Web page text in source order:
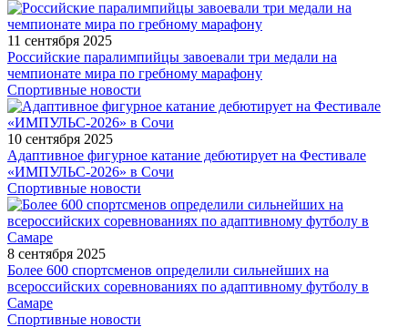
11 сентября 2025
Российские паралимпийцы завоевали три медали на
чемпионате мира по гребному марафону
Спортивные новости
10 сентября 2025
Адаптивное фигурное катание дебютирует на Фестивале
«ИМПУЛЬС-2026» в Сочи
Спортивные новости
8 сентября 2025
Более 600 спортсменов определили сильнейших на
всероссийских соревнованиях по адаптивному футболу в
Самаре
Спортивные новости